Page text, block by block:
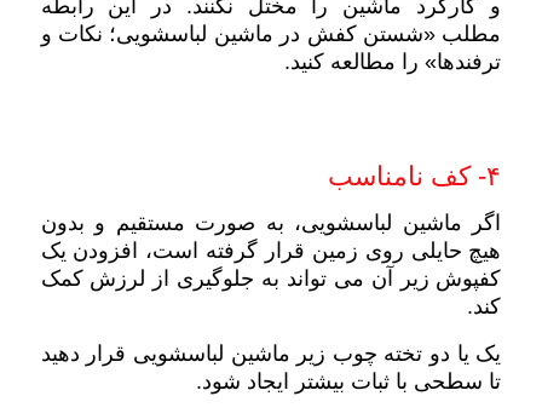
و کارکرد ماشین را مختل نکنند. در این رابطه
مطلب «شستن کفش در ماشین لباسشویی؛ نکات و
ترفندها» را مطالعه کنید.
۴- کف نامناسب
اگر ماشین لباسشویی، به صورت مستقیم و بدون
هیچ حایلی روی زمین قرار گرفته است، افزودن یک
کفپوش زیر آن می تواند به جلوگیری از لرزش کمک
کند.
یک یا دو تخته چوب زیر ماشین لباسشویی قرار دهید
تا سطحی با ثبات بیشتر ایجاد شود.